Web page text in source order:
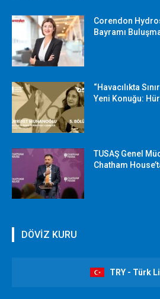
Corendon
Bayramı
“Havacılıkta
Yeni Konuğu:
TUSAŞ Genel
Chatham
DÖVİZ KURU
TRY - Türk